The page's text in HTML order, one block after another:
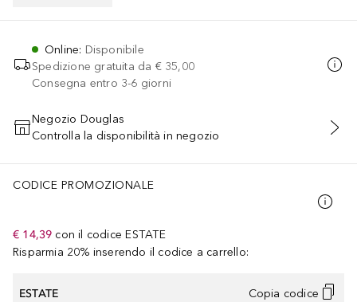
Online: Disponibile
Spedizione gratuita da € 35,00
Consegna entro 3-6 giorni
AGGIUNGI AL CARRELLO
Negozio Douglas
Controlla la disponibilità in negozio
CODICE PROMOZIONALE
€ 14,39 con il codice ESTATE
Risparmia 20% inserendo il codice a carrello:
ESTATE Copia codice